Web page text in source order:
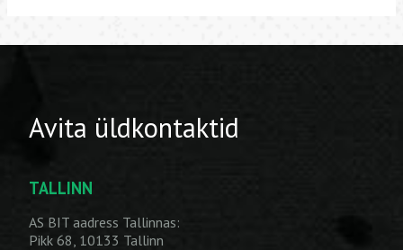
Avita üldkontaktid
TALLINN
AS BIT aadress Tallinnas:
Pikk 68, 10133 Tallinn